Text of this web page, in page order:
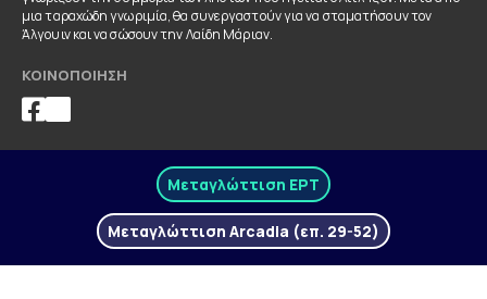
μια ταραχώδη γνωριμία, θα συνεργαστούν για να σταματήσουν τον
Άλγουιν και να σώσουν την Λαίδη Μάριαν.
ΚΟΙΝΟΠΟΊΗΣΗ
Μεταγλώττιση ΕΡΤ
Μεταγλώττιση Arcadia (επ. 29-52)